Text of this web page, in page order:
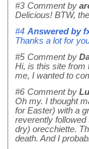
#3 Comment by
Delicious! BTW,
#4 Answered by
Thanks a lot for
#5 Comment by
Hi, is this site from
me, I wanted to
#6 Comment by
Oh my. I thought
for Easter) with a
reverently followed
dry) orecchiette.
death. And I